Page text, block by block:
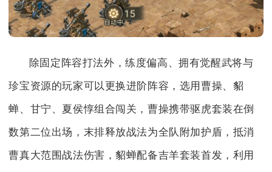
除固定阵容打法外，练度偏高、拥有觉醒武将与
珍宝资源的玩家可以更换进阶阵容，选用曹操、貂
蝉、甘宁、夏侯惇组合闯关，曹操携带驱虎套装在倒
数第二位出场，末排释放战法为全队附加护盾，抵消
曹真大范围战法伤害，貂蝉配备吉羊套装首发，利用